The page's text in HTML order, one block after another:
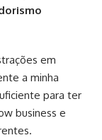
em
a minha
para ter
business e